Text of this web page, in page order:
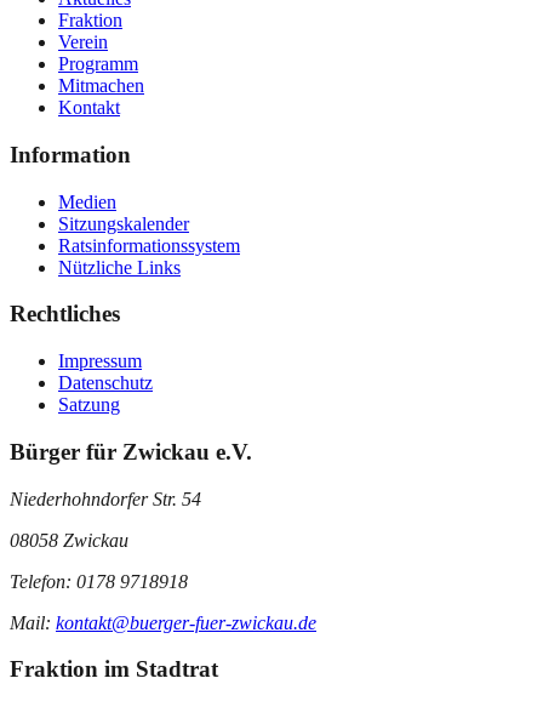
Fraktion
Verein
Programm
Mitmachen
Kontakt
Information
Medien
Sitzungskalender
Ratsinformationssystem
Nützliche Links
Rechtliches
Impressum
Datenschutz
Satzung
Bürger für Zwickau e.V.
Niederhohndorfer Str. 54
08058 Zwickau
Telefon: 0178 9718918
Mail: kontakt@buerger-fuer-zwickau.de
Fraktion im Stadtrat